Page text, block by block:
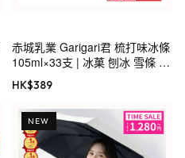
赤城乳業 Garigari君 梳打味冰條
105ml×33支 | 冰菓 刨冰 雪條 梳
打味 夏日 祭典 活動 批量購買 原
箱
HK$389
NEW